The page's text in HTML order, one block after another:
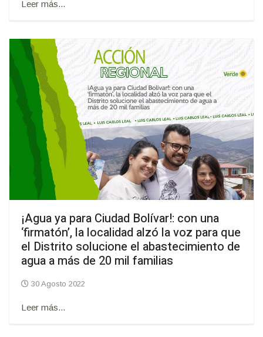
Leer más...
¡Agua ya para Ciudad Bolívar!: con una
‘firmatón’, la localidad alzó la voz para que
el Distrito solucione el abastecimiento de
agua a más de 20 mil familias
30 Agosto 2022
Leer más...